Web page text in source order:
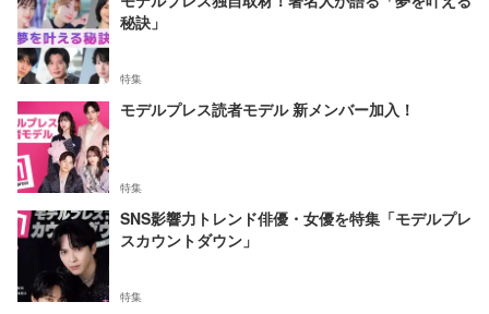
秘訣」
特集
モデルプレス読者モデル 新メンバー加入！
特集
SNS影響力トレンド俳優・女優を特集「モデルプレ
スカウントダウン」
特集